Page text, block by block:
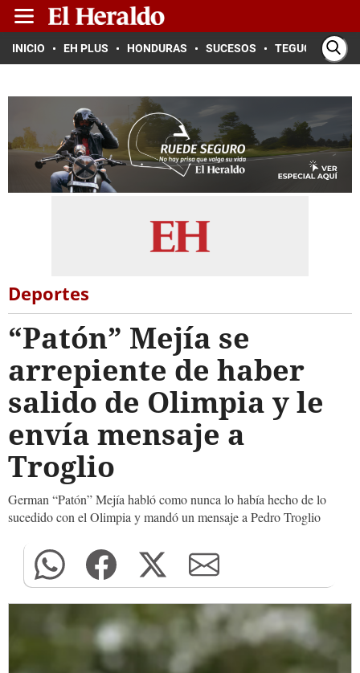
INICIO EH PLUS HONDURAS SUCESOS TEGUCIGALPA
Deportes
“Patón” Mejía se
arrepiente de haber
salido de Olimpia y le
envía mensaje a
Troglio
German “Patón” Mejía habló como nunca lo había hecho de lo
sucedido con el Olimpia y mandó un mensaje a Pedro Troglio